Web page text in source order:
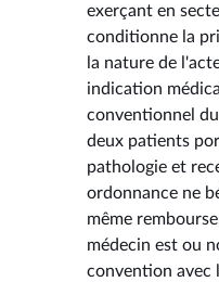
exerçant en
conditionne la
la nature de
indication
conventionnel
deux patients
pathologie et
ordonnance ne
même
médecin est ou
convention avec